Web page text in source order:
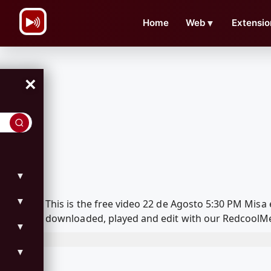
Home Web ▼
×
▼
▼
▼
▼
This is the free video 22 de Agosto 5:30 PM
downloaded, played and edit with our